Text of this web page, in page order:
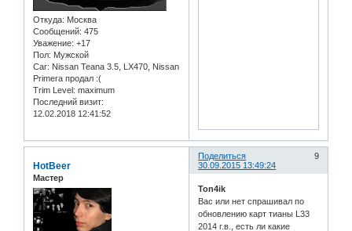
Откуда: Москва
Сообщений: 475
Уважение: +17
Пол: Мужской
Car: Nissan Teana 3.5, LX470, Nissan
Primera продал :(
Trim Level: maximum
Последний визит:
12.02.2018 12:41:52
Поделиться
9
30.09.2015 13:49:24
HotBeer
Мастер
Ton4ik
Вас или нет спрашивал по
обновлению карт тианы L33
2014 г.в., есть ли какие